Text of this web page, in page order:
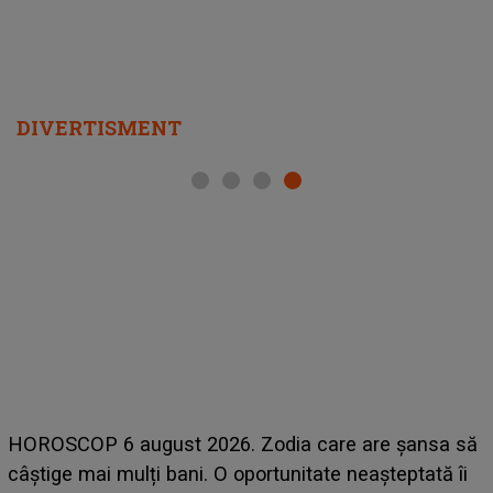
DIVERTISMENT
LINE-UP UNTOLD ONE, ziua 2. La ce oră urcă pe
scena principală a festivalului Zara Larsson? Artista